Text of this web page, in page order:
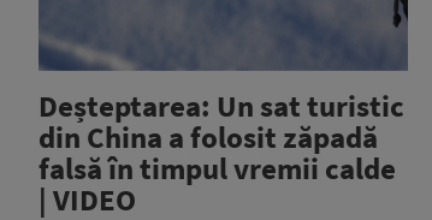
Deșteptarea: Un sat turistic
din China a folosit zăpadă
falsă în timpul vremii calde
| VIDEO